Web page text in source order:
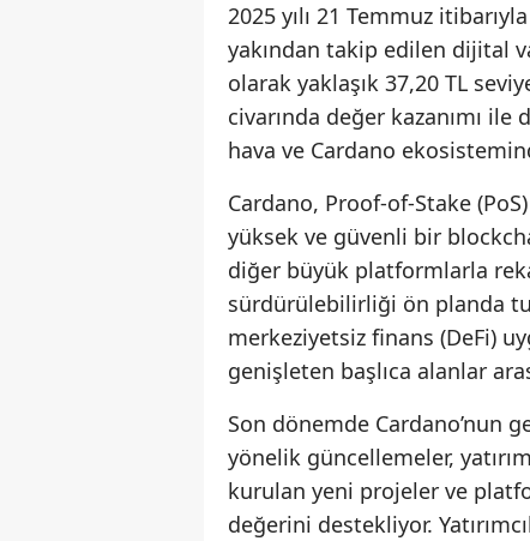
2025 yılı 21 Temmuz
yakından takip edilen dijital
olarak yaklaşık 37,20 TL
civarında değer kazanımı
hava ve Cardano
Cardano, Proof-of-Stake
yüksek ve güvenli bir
diğer büyük platformlarla
sürdürülebilirliği ön planda
merkeziyetsiz finans (DeFi)
genişleten başlıca alanlar
Son dönemde Cardano’nun
yönelik güncellemeler,
kurulan yeni projeler ve
değerini destekliyor.